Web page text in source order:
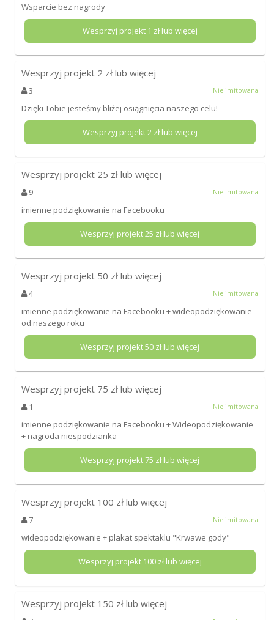
Wsparcie bez nagrody
Wesprzyj projekt 1 zł lub więcej
Wesprzyj projekt 2 zł lub więcej
3 Nielimitowana
Dzięki Tobie jesteśmy bliżej osiągnięcia naszego celu!
Wesprzyj projekt2zł lub więcej
Wesprzyj projekt 25 zł lub więcej
9 Nielimitowana
imienne podziękowanie na Facebooku
Wesprzyj projekt25 zł lub więcej
Wesprzyj projekt 50 zł lub więcej
4 Nielimitowana
imienne podziękowanie na Facebooku + wideopodziękowanie
od naszego roku
Wesprzyj projekt50 zł lub więcej
Wesprzyj projekt 75 zł lub więcej
1 Nielimitowana
imienne podziękowanie na Facebooku + Wideopodziękowanie
+ nagroda niespodzianka
Wesprzyj projekt75 zł lub więcej
Wesprzyj projekt 100 zł lub więcej
7 Nielimitowana
wideopodziękowanie + plakat spektaklu "Krwawe gody"
Wesprzyj projekt 100zł lub więcej
Wesprzyj projekt 150 zł lub więcej